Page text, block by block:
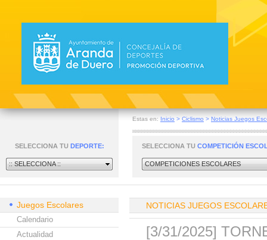
Estas en: Inicio > Ciclismo > Noticias Juegos
SELECCIONA TU DEPORTE:
:: SELECCIONA ::
SELECCIONA TU COMPETICIÓN
COMPETICIONES ESCOLARES
Juegos Escolares
Calendario
Actualidad
NOTICIAS JUEGOS
[3/31/2025]